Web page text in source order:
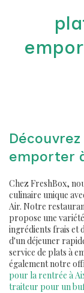
emporter
Chez FreshBox,
culinaire unique
Air. Notre
propose une
ingrédients frais et
d'un déjeuner
service de plats à
également notre
pour la rentrée à
traiteur pour un